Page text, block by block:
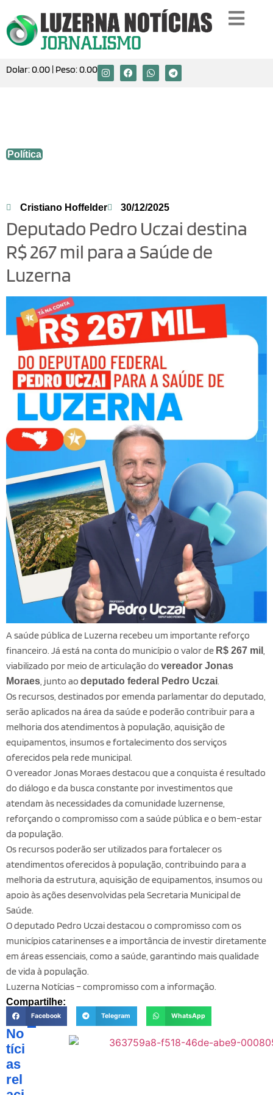
Dolar:0.00 | Peso:0.00
Política
Cristiano Hoffelder 30/12/2025
Deputado Pedro Uczai destina
R$ 267 mil para a Saúde de
Luzerna
A saúde pública de Luzerna recebeu um importante reforço
financeiro. Já está na conta do município o valor de R$ 267 mil ,
viabilizado por meio de articulação do vereador Jonas
Moraes, junto ao deputado federal Pedro Uczai.
Os recursos, destinados por emenda parlamentar do deputado,
serão aplicados na área da saúde e poderão contribuir para a
melhoria dos atendimentos à população, aquisição de
equipamentos, insumos e fortalecimento dos serviços
oferecidos pela rede municipal.
O vereador Jonas Moraes destacou que a conquista é resultado
do diálogo e da busca constante por investimentos que
atendam às necessidades da comunidade luzernense,
reforçando o compromisso com a saúde pública e o bem-estar
da população.
Os recursos poderão ser utilizados para fortalecer os
atendimentos oferecidos à população, contribuindo para a
melhoria da estrutura, aquisição de equipamentos, insumos ou
apoio às ações desenvolvidas pela Secretaria Municipal de
Saúde.
O deputado Pedro Uczai destacou o compromisso com os
municípios catarinenses e a importância de investir diretamente
em áreas essenciais, como a saúde, garantindo mais qualidade
de vida à população.
Luzerna Notícias – compromisso com a informação.
Compartilhe:
Facebook Telegram WhatsApp
No
tíci
as
rel